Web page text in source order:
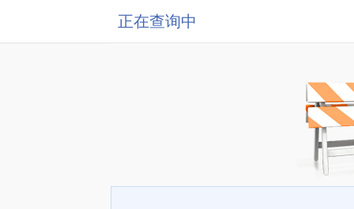
正在查询中